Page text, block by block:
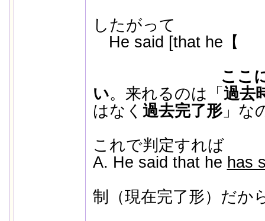
したがって
He said [that he
ここ
い。来れるのは「 過去
はなく 過去完了形」な
これで判定すれば
A. He said that he has
制（現在完了形）だか